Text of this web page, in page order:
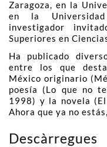
Zaragoza, en la
en la
investigador
Superiores en
Ha publicado
entre los que
México originario
poesía (Lo que no
1998) y la novela
Ahora que ya no
Descàrregues